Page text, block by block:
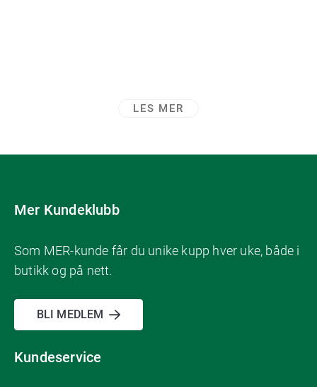
LES MER
Mer Kundeklubb
Som MER-kunde får du unike kupp hver uke, både i
butikk og på nett.
BLI MEDLEM
Kundeservice